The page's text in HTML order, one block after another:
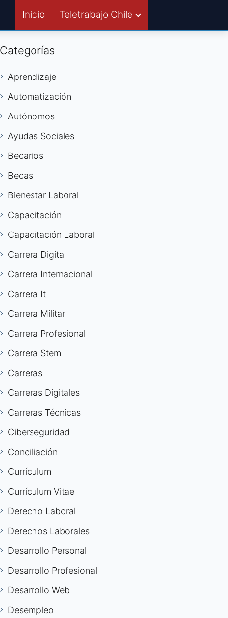
Inicio Teletrabajo Chile
Categorías
Aprendizaje
Automatización
Autónomos
Ayudas Sociales
Becarios
Becas
Bienestar Laboral
Capacitación
Capacitación Laboral
Carrera Digital
Carrera Internacional
Carrera It
Carrera Militar
Carrera Profesional
Carrera Stem
Carreras
Carreras Digitales
Carreras Técnicas
Ciberseguridad
Conciliación
Currículum
Currículum Vitae
Derecho Laboral
Derechos Laborales
Desarrollo Personal
Desarrollo Profesional
Desarrollo Web
Desempleo